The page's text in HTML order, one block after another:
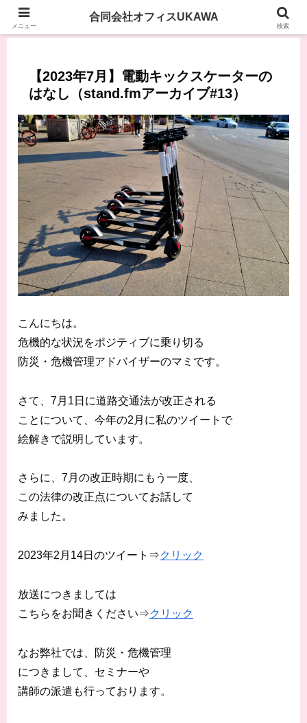
【2023年7月】電動キックスケーターの
はなし（stand.fmアーカイブ#13）
こんにちは。
危機的な状況をポジティブに乗り切る
防災・危機管理アドバイザーのマミです。
さて、7月1日に道路交通法が改正される
ことについて、今年の2月に私のツイートで
絵解きで説明しています。
さらに、7月の改正時期にもう一度、
この法律の改正点についてお話して
みました。
2023年2月14日のツイート⇒クリック
放送につきましては
こちらをお聞きください⇒クリック
なお弊社では、防災・危機管理
につきまして、セミナーや
講師の派遣も行っております。
メニュー
合同会社オフィスUKAWA
検索